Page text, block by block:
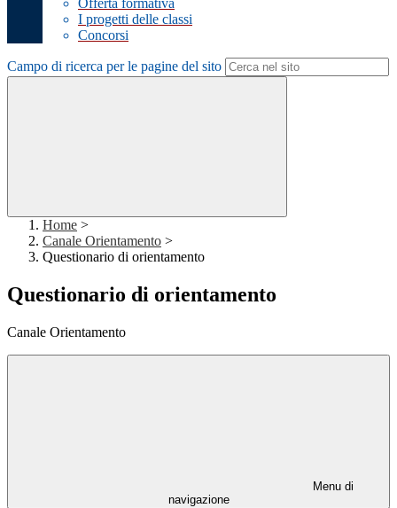
Offerta formativa
I progetti delle classi
Concorsi
Campo di ricerca per le pagine del sito
Home >
Canale Orientamento >
Questionario di orientamento
Questionario di orientamento
Canale Orientamento
Menu di
navigazione